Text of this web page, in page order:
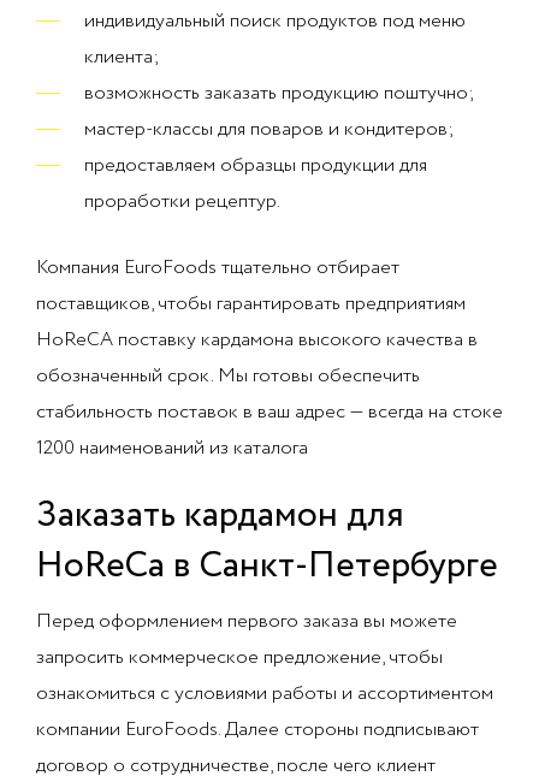
индивидуальный поиск продуктов под меню
клиента;
возможность заказать продукцию поштучно;
мастер-классы для поваров и кондитеров;
предоставляем образцы продукции для
проработки рецептур.
Компания EuroFoods тщательно отбирает
поставщиков, чтобы гарантировать предприятиям
HoReCA поставку кардамона высокого качества в
обозначенный срок. Мы готовы обеспечить
стабильность поставок в ваш адрес — всегда на стоке
1200 наименований из каталога
Заказать кардамон для
HoReCa в Санкт-Петербурге
Перед оформлением первого заказа вы можете
запросить коммерческое предложение, чтобы
ознакомиться с условиями работы и ассортиментом
компании EuroFoods. Далее стороны подписывают
договор о сотрудничестве, после чего клиент